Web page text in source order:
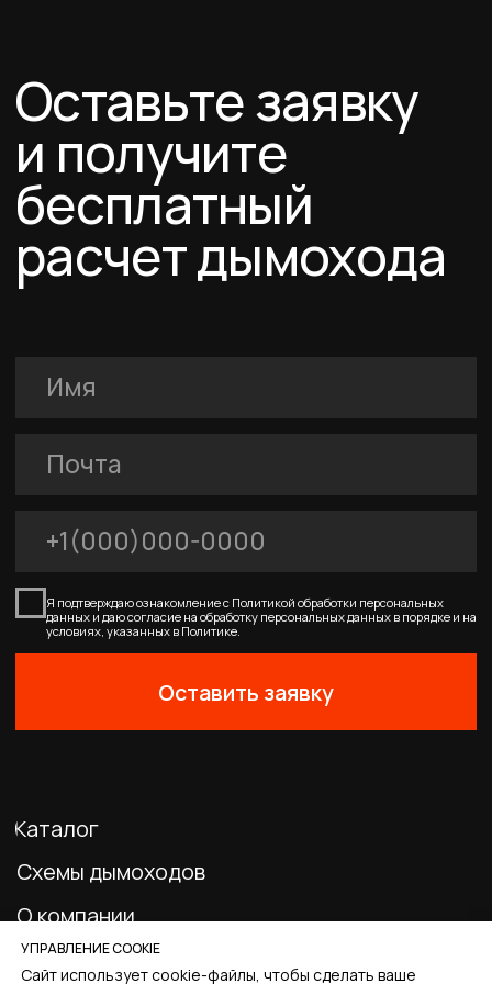
УПРАВЛЕНИЕ COOKIE
Сайт использует cookie-файлы, чтобы сделать ваше